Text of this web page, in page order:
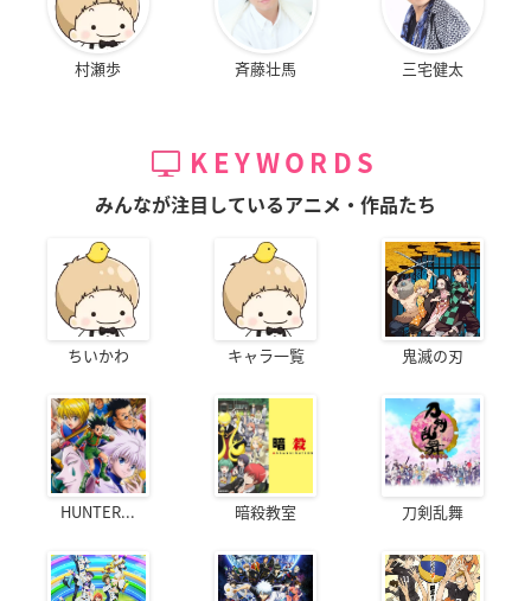
村瀬歩 斉藤壮馬 三宅健太
KEYWORDS
みんなが注目しているアニメ・作品たち
ちいかわ キャラ一覧 鬼滅の刃
HUNTER... 暗殺教室 刀剣乱舞